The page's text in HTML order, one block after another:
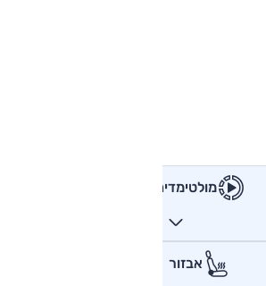
מולטימדיה
אבזור